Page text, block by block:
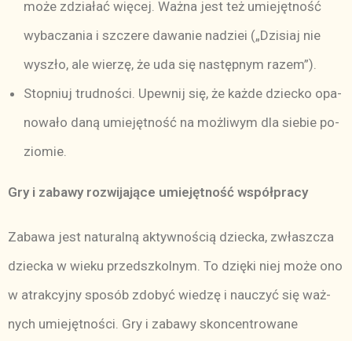
mo­że zdzia­łać wię­cej. Waż­na jest też umie­jęt­ność
wy­ba­cza­nia i szcze­re da­wa­nie na­dziei („Dzi­siaj nie
wy­szło, ale wie­rzę, że uda się na­stęp­nym ra­ze­m”).
Stop­niuj trud­no­ści. Upew­nij się, że każ­de dziec­ko opa­
no­wa­ło da­ną umie­jęt­ność na moż­li­wym dla sie­bie po­
zio­mie.
Gry i za­ba­wy roz­wi­ja­ją­ce umie­jęt­ność współ­pra­cy
Za­ba­wa jest na­tu­ral­ną ak­tyw­no­ścią dziec­ka, zwłasz­cza
dziec­ka w wie­ku przed­szkol­nym. To dzię­ki niej mo­że ono
w atrak­cyj­ny spo­sób zdo­być wie­dzę i na­uczyć się waż­
nych umie­jęt­no­ści. Gry i za­ba­wy skon­cen­tro­wa­ne